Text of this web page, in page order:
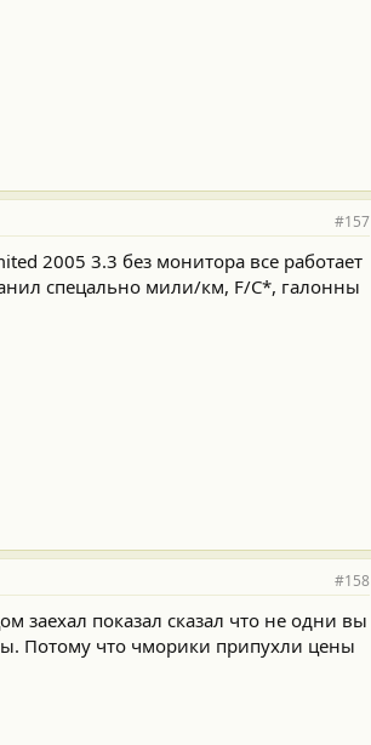
#157
2005 3.3 без монитора все работает
спецально мили/км, F/C*, галонны
#158
заехал показал сказал что не одни вы
Потому что чморики припухли цены